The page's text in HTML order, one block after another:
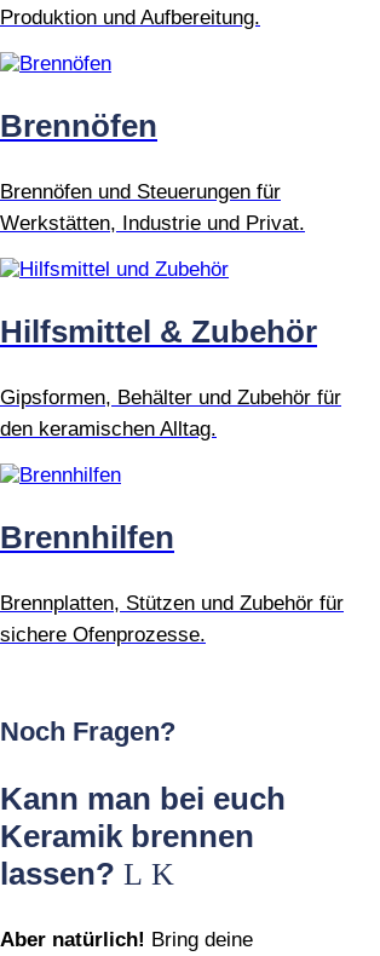
Produktion und Aufbereitung.
Brennöfen
Brennöfen und Steuerungen für
Werkstätten, Industrie und Privat.
Hilfsmittel & Zubehör
Gipsformen, Behälter und Zubehör für
den keramischen Alltag.
Brennhilfen
Brennplatten, Stützen und Zubehör für
sichere Ofenprozesse.
Noch Fragen?
Kann man bei euch
Keramik brennen
lassen?
Aber natürlich! Bring deine